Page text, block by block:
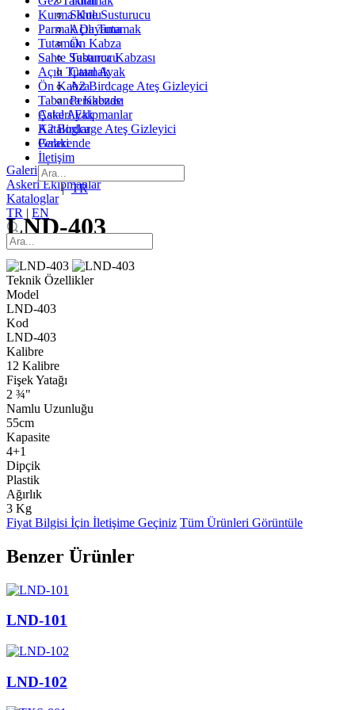
Kurma Kolu
Parmak Dayama
Tutamak
Sahte Susturucu
Açılı Tutamak
Ön Kabza
Tabanca Kabzası
Çatal Ayak
A2 Birdcage Ateş Gizleyici
Perakende
Galeri | İletişim
Askeri Ekipmanlar
Kataloglar
TR | EN
Sahte Susturucu
Açılı Tutamak
Ön Kabza
Tabanca Kabzası
Çatal Ayak
A2 Birdcage Ateş Gizleyici
Perakende
Askeri Ekipmanlar
Kataloglar
Galeri
İletişim
EN | TR
LND-403
Teknik Özellikler
Model
LND-403
Kod
LND-403
Kalibre
12 Kalibre
Fişek Yatağı
2 ¾"
Namlu Uzunluğu
55cm
Kapasite
4+1
Dipçik
Plastik
Ağırlık
3 Kg
Fiyat Bilgisi İçin İletişime Geçiniz Tüm Ürünleri Görüntüle
Benzer Ürünler
LND-101
LND-102